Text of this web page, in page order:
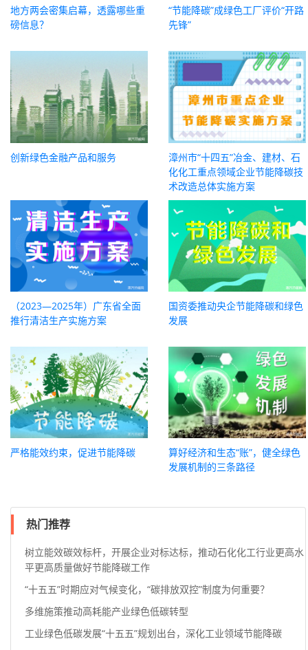
地方两会密集启幕，透露哪些重
磅信息？
“节能降碳”成绿色工厂评价“开路
先锋”
创新绿色金融产品和服务
漳州市“十四五”冶金、建材、石
化化工重点领域企业节能降碳技
术改造总体实施方案
（2023—2025年）广东省全面
推行清洁生产实施方案
国资委推动央企节能降碳和绿色
发展
严格能效约束，促进节能降碳
算好经济和生态“账”，健全绿色
发展机制的三条路径
热门推荐
树立能效碳效标杆，开展企业对标达标，推动石化化工行业更高水
平更高质量做好节能降碳工作
“十五五”时期应对气候变化，“碳排放双控”制度为何重要？
多维施策推动高耗能产业绿色低碳转型
工业绿色低碳发展“十五五”规划出台，深化工业领域节能降碳